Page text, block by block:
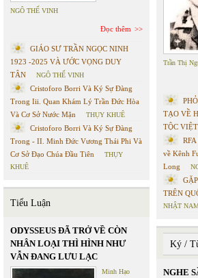
NGÔ THẾ VINH
Đọc thêm
GIÁO SƯ TRẦN NGỌC NINH
1923 -2025 VÀ ƯỚC VỌNG DUY
TÂN
NGÔ THẾ VINH
Cristoforo Borri Và Ký Sự Đàng
Trong Iii. Quan Khám Lý Trần Đức Hòa
Và Cơ Sở Nước Mặn
THỤY KHUÊ
Cristoforo Borri Và Ký Sự Đàng
Trong - II. Minh Đức Vương Thái Phi Và
Cơ Sở Đạo Chúa Đầu Tiên
THỤY
KHUÊ
Tiểu Luận
ODYSSEUS ĐÃ TRỞ VỀ CÒN
NHÂN LOẠI THÌ HÌNH NHƯ
VẪN ĐANG LƯU LẠC
Minh Hạo
Trần Thị
TẠO VỀ
TỘC
về Kênh
Long
TRÊN
NHẬT
Ký /
NGHE